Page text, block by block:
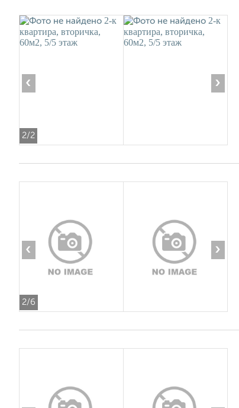
2/2
‹ ›
2/6
‹ ›